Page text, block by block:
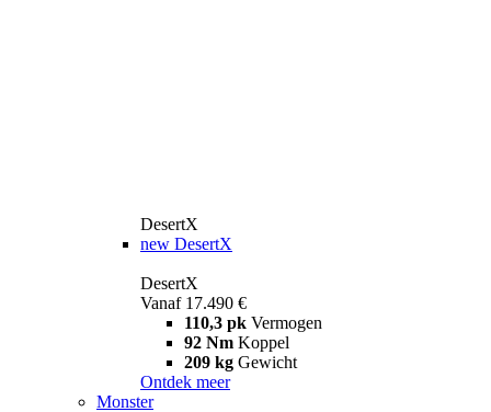
DesertX
new DesertX
DesertX
Vanaf 17.490 €
110,3 pk Vermogen
92 Nm Koppel
209 kg Gewicht
Ontdek meer
Monster